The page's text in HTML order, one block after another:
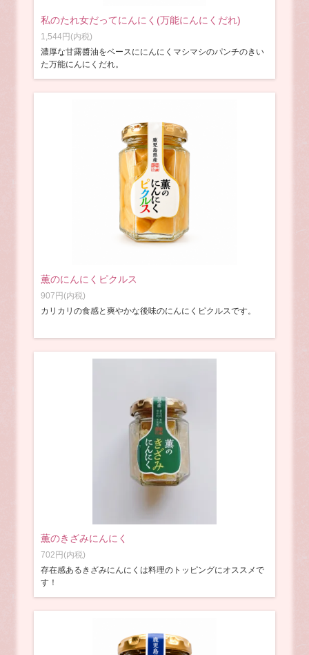
私のたれ女だってにんにく(万能にんにくだれ)
1,544円(内税)
濃厚な甘露醬油をベースににんにくマシマシのパンチのきい
た万能にんにくだれ。
薫のにんにくピクルス
907円(内税)
カリカリの食感と爽やかな後味のにんにくピクルスです。
薫のきざみにんにく
702円(内税)
存在感あるきざみにんにくは料理のトッピングにオススメで
す！